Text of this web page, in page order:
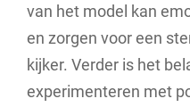
van het model kan
en zorgen voor een
kijker. Verder is het
experimenteren met